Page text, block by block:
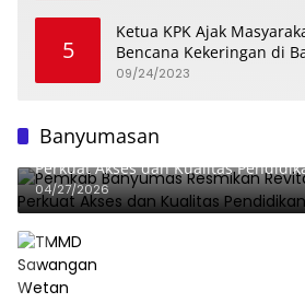
5
Ketua KPK Ajak
Bencana Kekeringan di
09/24/2023
Banyumasan
Pemkab Banyumas Resmikan
Perkuat Akses dan Kualitas
04/27/2026